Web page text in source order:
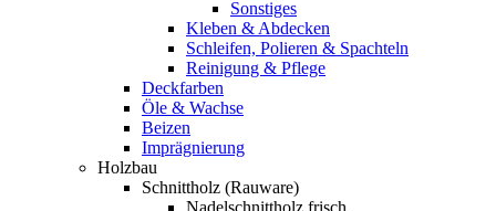
Sonstiges
Kleben & Abdecken
Schleifen, Polieren & Spachteln
Reinigung & Pflege
Deckfarben
Öle & Wachse
Beizen
Imprägnierung
Holzbau
Schnittholz (Rauware)